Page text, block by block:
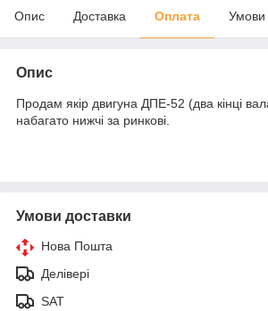
Опис Доставка Оплата Умови
Опис
Продам якір двигуна ДПЕ-52 (два кінці
набагато нижчі за ринкові.
Умови доставки
Нова Пошта
Делівері
SAT